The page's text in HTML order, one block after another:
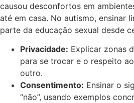
causou desconfortos em
até em casa. No autismo, ensinar
parte da educação sexual desde
Privacidade: Explicar zonas
para se trocar e o respeito
outro.
Consentimento: Ensinar o
“não”, usando exemplos